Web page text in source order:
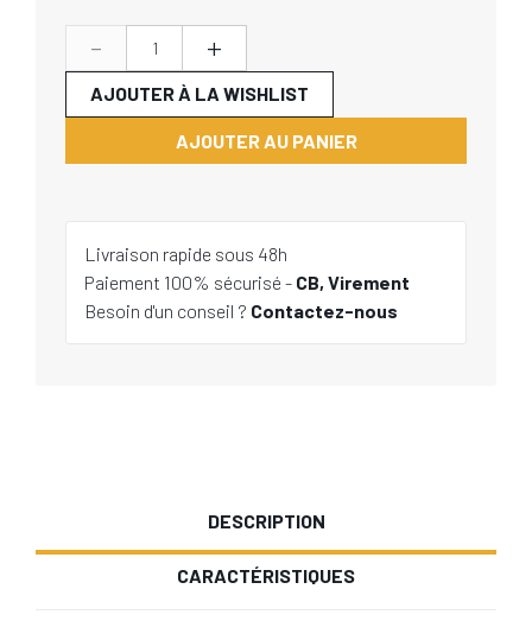
- +
AJOUTER AU PANIER
AJOUTER À LA WISHLIST
Livraison rapide sous 48h
Paiement 100% sécurisé - CB, Virement
Besoin d'un conseil ? Contactez-nous
DESCRIPTION
CARACTÉRISTIQUES